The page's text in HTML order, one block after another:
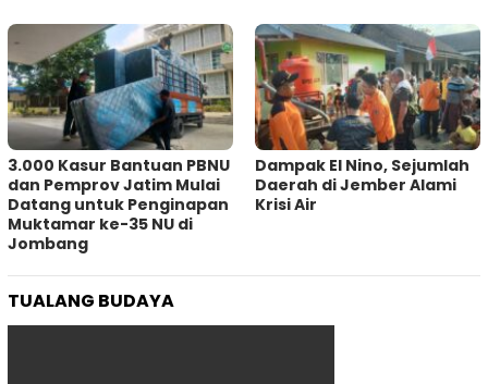
3.000 Kasur Bantuan PBNU
dan Pemprov Jatim Mulai
Datang untuk Penginapan
Muktamar ke-35 NU di
Jombang
Dampak El Nino, Sejumlah
Daerah di Jember Alami
Krisi Air
TUALANG BUDAYA